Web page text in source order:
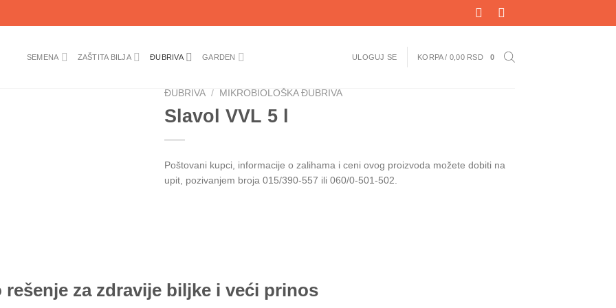
SEMENA ZAŠTITA BILJA ĐUBRIVA GARDEN ULOGUJ SE KORPA / 0,00RSD 0
ĐUBRIVA / MIKROBIOLOŠKA ĐUBRIVA
Slavol VVL 5 l
Poštovani kupci, informacije o zalihama i ceni ovog proizvoda možete dobiti na
upit, pozivanjem broja 015/390-557 ili 060/0-501-502.
rešenje za zdravije biljke i veći prinos